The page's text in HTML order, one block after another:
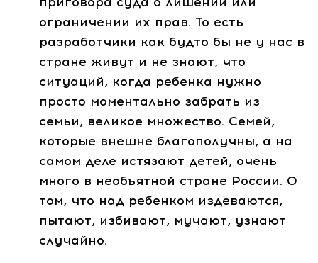
ограничении их прав. То есть
разработчики как будто бы не у нас в
стране живут и не знают, что
ситуаций, когда ребенка нужно
просто моментально забрать из
семьи, великое множество. Семей,
которые внешне благополучны, а на
самом деле истязают детей, очень
много в необъятной стране России. О
том, что над ребенком издеваются,
пытают, избивают, мучают, узнают
случайно.